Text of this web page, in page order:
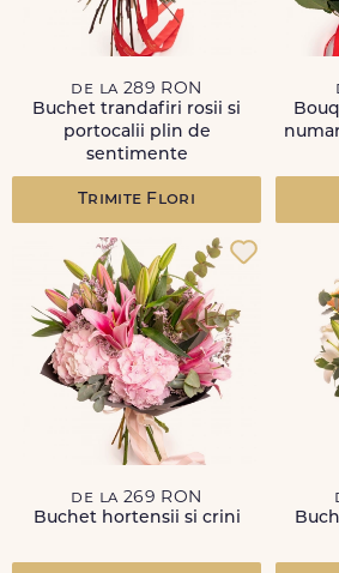
de la 289 RON
Buchet trandafiri rosii si
portocalii plin de
sentimente
Trimite Flori
de la 269 RON
Buchet hortensii si crini